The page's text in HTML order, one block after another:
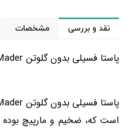
نقد و بررسی مشخصات
پاستا فسیلی بدون گلوتن
پاستا فسیلی بدون گلوتن
است که، ضخیم و مارپیچ